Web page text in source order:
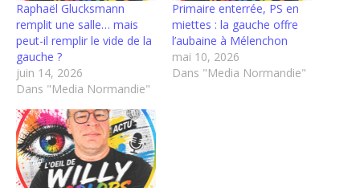
Raphaël Glucksmann
remplit une salle… mais
peut-il remplir le vide de la
gauche ?
juin 14, 2026
Dans "Media Normandie"
Primaire enterrée, PS en
miettes : la gauche offre
l’aubaine à Mélenchon
mai 10, 2026
Dans "Media Normandie"